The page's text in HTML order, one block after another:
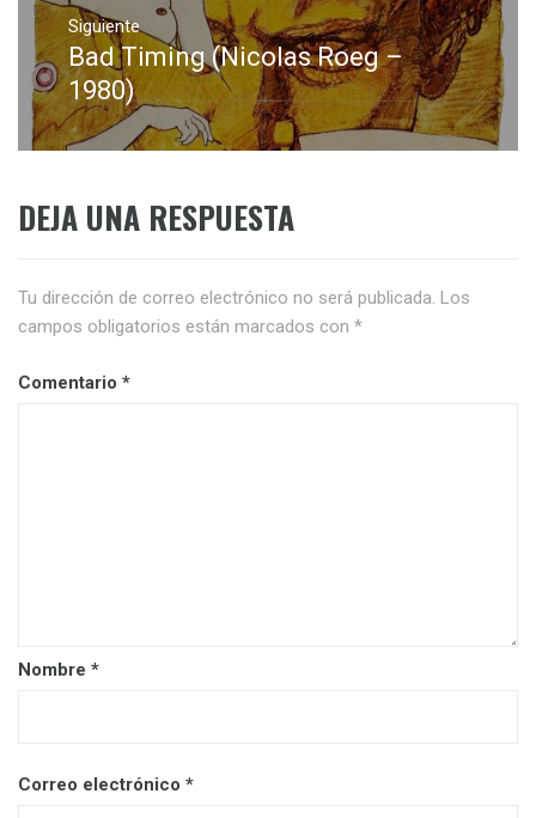
Siguiente
Entrada
siguiente:
Bad Timing (Nicolas Roeg –
1980)
DEJA UNA RESPUESTA
Tu dirección de correo electrónico no será publicada. Los
campos obligatorios están marcados con *
Comentario *
Nombre *
Correo electrónico *